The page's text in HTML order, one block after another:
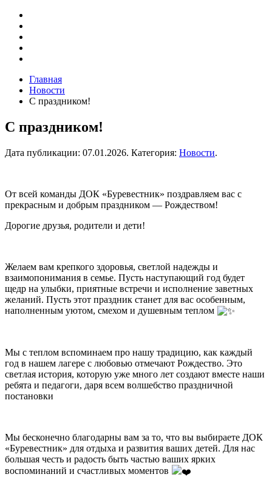
Главная
Новости
С праздником!
С праздником!
Дата публикации: 07.01.2026. Категория: Новости.
От всей команды ДОК «Буревестник» поздравляем вас с
прекрасным и добрым праздником — Рождеством!
Дорогие друзья, родители и дети!
Желаем вам крепкого здоровья, светлой надежды и
взаимопонимания в семье. Пусть наступающий год будет
щедр на улыбки, приятные встречи и исполнение заветных
желаний. Пусть этот праздник станет для вас особенным,
наполненным уютом, смехом и душевным теплом
Мы с теплом вспоминаем про нашу традицию, как каждый
год в нашем лагере с любовью отмечают Рождество. Это
светлая история, которую уже много лет создают вместе наши
ребята и педагоги, даря всем волшебство праздничной
постановки
Мы бесконечно благодарны вам за то, что вы выбираете ДОК
«Буревестник» для отдыха и развития ваших детей. Для нас
большая честь и радость быть частью ваших ярких
воспоминаний и счастливых моментов